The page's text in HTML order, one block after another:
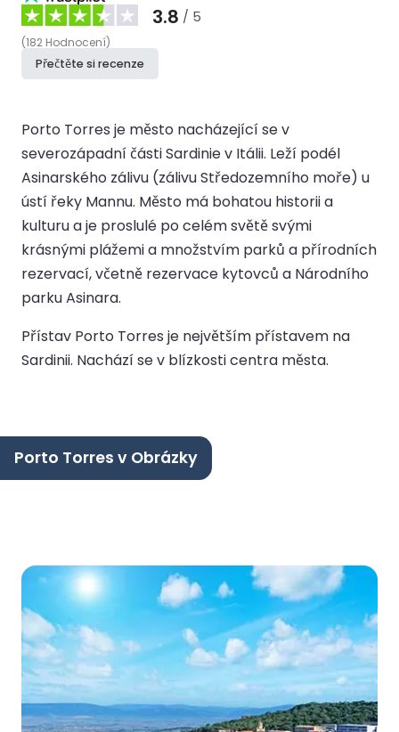
3.8 / 5
(182 Hodnocení)
Přečtěte si recenze
Porto Torres je město nacházející se v
severozápadní části Sardinie v Itálii. Leží podél
Asinarského zálivu (zálivu Středozemního moře) u
ústí řeky Mannu. Město má bohatou historii a
kulturu a je proslulé po celém světě svými
krásnými plážemi a množstvím parků a přírodních
rezervací, včetně rezervace kytovců a Národního
parku Asinara.
Přístav Porto Torres je největším přístavem na
Sardinii. Nachází se v blízkosti centra města.
Porto Torres v Obrázky